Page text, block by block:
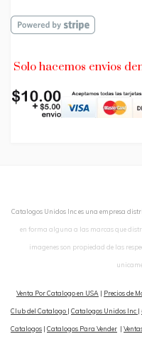
Solo hacemos envios
Catalogos Unidos Inc es una empresa
en forma alguna a las marcas que
imagenes son propiedad de las
Venta Por Catalogo en USA | Precios de
Club del Catalogo | Catalogos Unidos Inc |
Catalogos | Catalogos Para Vender |